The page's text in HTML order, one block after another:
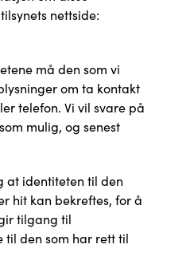
nettside:
må den som vi
om ta kontakt
telefon. Vi vil svare på
mulig, og senest
at identiteten til den
hit kan bekreftes, for å
tilgang til
til den som har rett til